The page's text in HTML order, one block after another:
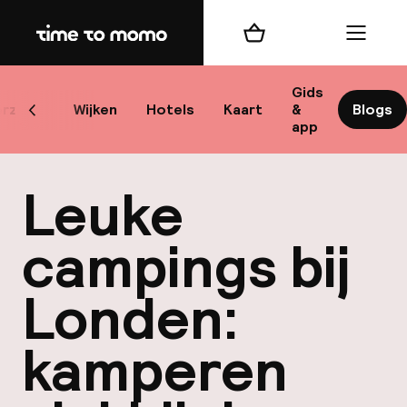
Home
Wijken Hotels Kaart
Gids
&
app
Blogs
Scroll naar links
Winkelmand Menu
Leuke
campings bij
Londen:
kamperen